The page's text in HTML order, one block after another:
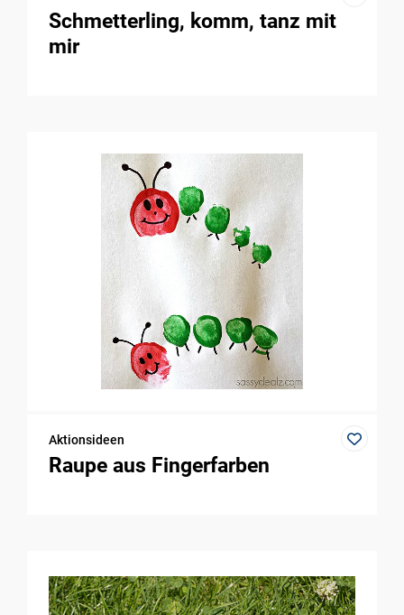
Schmetterling, komm, tanz mit
mir
Aktionsideen
Raupe aus Fingerfarben